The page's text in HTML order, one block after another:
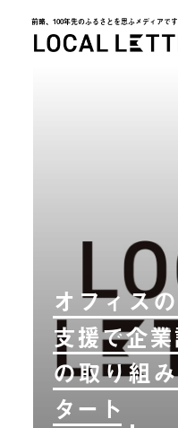
前略、100年先のふるさとを思ふメディアです
オフィス
支援で企
の取り組
タート